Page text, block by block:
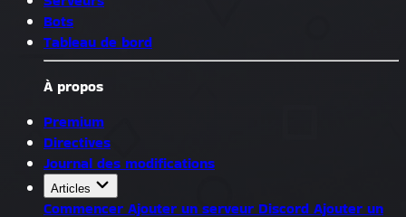
Bots
Tableau de bord
À propos
Premium
Directives
Journal des modifications
Articles
Commencer Ajouter un serveur Discord Ajouter un